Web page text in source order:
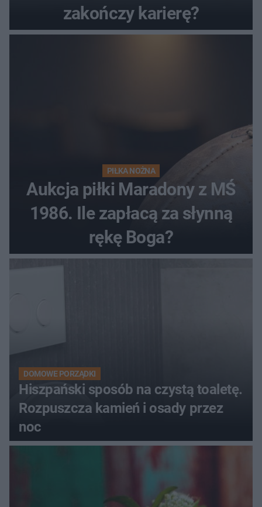
zakończy karierę?
PIŁKA NOŻNA
Aukcja piłki Maradony z MŚ
1986. Ile zapłacą za słynną
rękę Boga?
DOMOWE PORZĄDKI
Hiszpański sposób na czystą toaletę.
Rozpuszcza kamień i osady przez
noc